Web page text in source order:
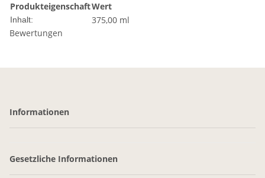
ProdukteigenschaftWert
Inhalt:
375,00 ml
Bewertungen
Informationen
Gesetzliche Informationen